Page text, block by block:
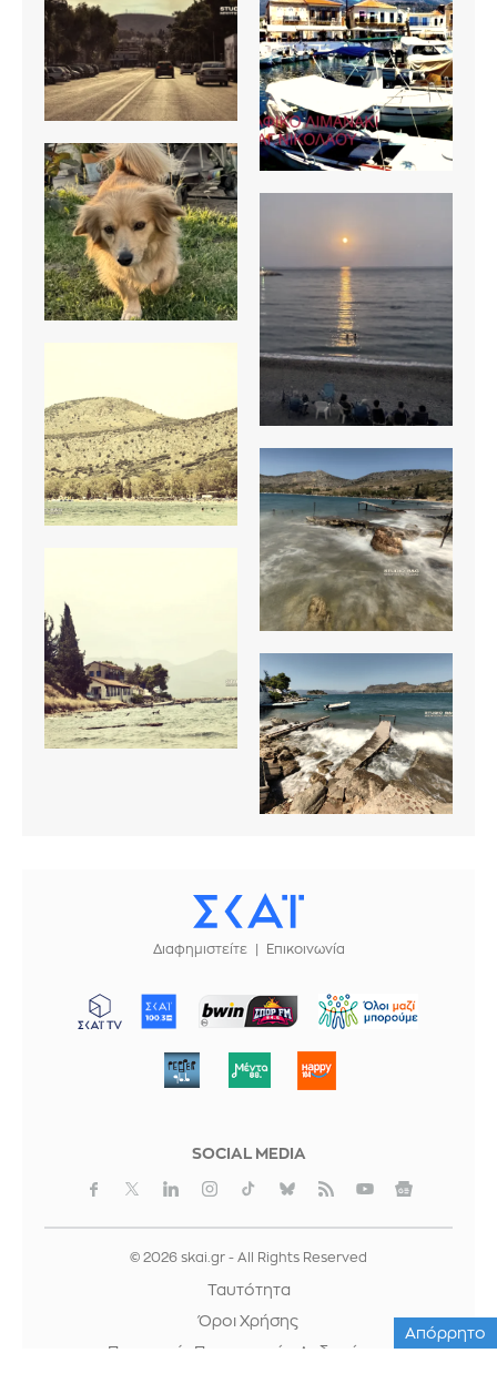
Διαφημιστείτε Επικοινωνία
ΜΠΟΡΟΥΜΕ
SOCIAL MEDIA
© 2026 skai.gr - All Rights Reserved
Ταυτότητα
Όροι Χρήσης
Προστασία Προσωπικών Δεδομένων
Απόρρητο